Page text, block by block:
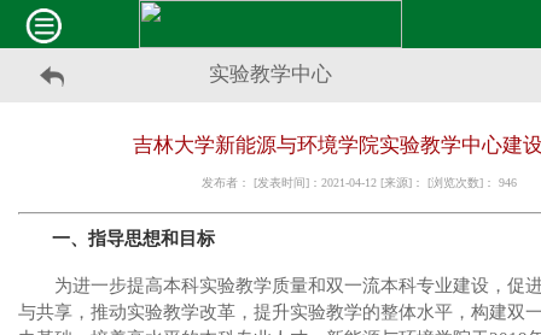
实验教学中心
吉林大学新能源与环境学院实验教学中心建
发布者： [发表时间]：2021-04-12 [来源]： [浏览次数]： 946
一、指导思想和目标
为进一步提高本科实验教学质量和双一流本科专业建设，促
与共享，推动实验教学改革，提升实验教学的整体水平，构建双